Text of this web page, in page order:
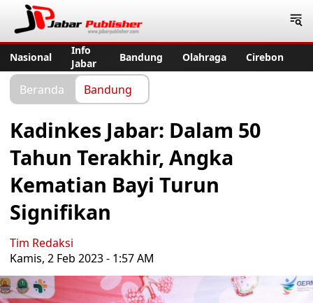
Nasional
Info
Jabar
Bandung Olahraga Cirebon
Beranda Bandung
Kadinkes Jabar: Dalam 50
Tahun Terakhir, Angka
Kematian Bayi Turun
Signifikan
Tim Redaksi
Kamis, 2 Feb 2023 - 1:57 AM